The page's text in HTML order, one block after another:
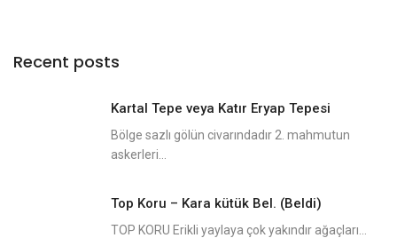
Recent posts
Kartal Tepe veya Katır Eryap Tepesi
Bölge sazlı gölün civarındadır 2. mahmutun
askerleri...
Top Koru – Kara kütük Bel. (Beldi)
TOP KORU Erikli yaylaya çok yakındır ağaçları...